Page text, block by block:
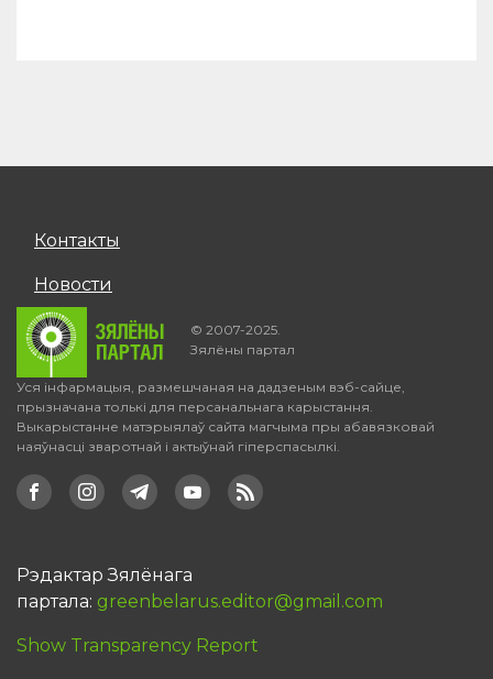
Контакты
Новости
© 2007-2025.
Зялёны партал
Уся інфармацыя, размешчаная на дадзеным вэб-сайце,
прызначана толькі для персанальнага карыстання.
Выкарыстанне матэрыялаў сайта магчыма пры абавязковай
наяўнасці зваротнай і актыўнай гіперспасылкі.
Рэдактар Зялёнага
партала: greenbelarus.editor@gmail.com
Show Transparency Report